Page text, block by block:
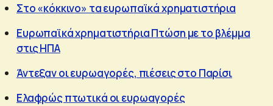
Στο «κόκκινο» τα ευρωπαϊκά χρηματιστήρια
Ευρωπαϊκά χρηματιστήρια Πτώση με το βλέμμα
στις ΗΠΑ
Άντεξαν οι ευρωαγορές, πιέσεις στο Παρίσι
Ελαφρώς πτωτικά οι ευρωαγορές